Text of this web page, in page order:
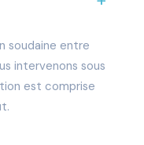
soudaine entre
intervenons sous
est comprise